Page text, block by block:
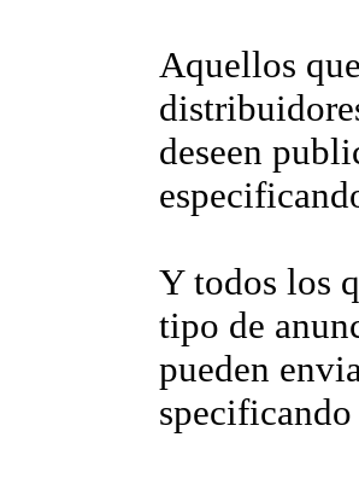
Aquellos
deseen
Y todos los
tipo de
pueden